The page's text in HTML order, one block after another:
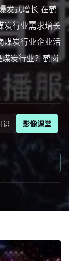
发式增长 在鹤
炭行业需求增长
煤炭行业企业活
炭行业？鹤岗
识
影像课堂